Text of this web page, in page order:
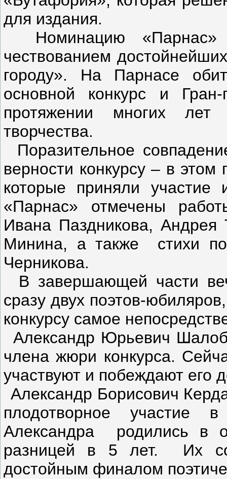
для издания.
Номинацию
чествованием
городу». На Парнасе
основной конкурс и
протяжении многих лет
творчества.
Поразительное
верности конкурсу – в
которые приняли
«Парнас» отмечены
Ивана Паздникова,
Минина, а также стихи
Черникова.
В завершающей части
сразу двух поэтов-
конкурсу самое
Александр Юрьевич
члена жюри конкурса.
участвуют и побеждают его
Александр Борисович
плодотворное
Александра родились в
разницей в 5 лет. Их
достойным финалом